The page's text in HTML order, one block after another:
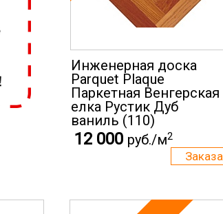
Инженерная доска
Parquet Plaque
Паркетная Венгерская
елка Рустик Дуб
ваниль (110)
12 000 руб./м2